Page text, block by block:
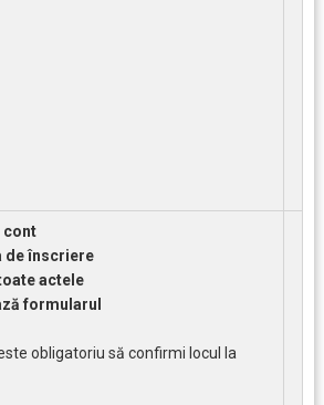
cont
de înscriere
actele
formularul
obligatoriu să confirmi locul la